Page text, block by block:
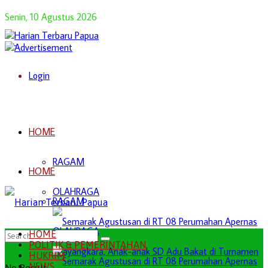
Senin, 10 Agustus 2026
Login
HOME
RAGAM
OLAHRAGA
HOME
RAGAM
OLAHRAGA
HOME
POLITIK & PEMERINTAHAN
HUKRIM